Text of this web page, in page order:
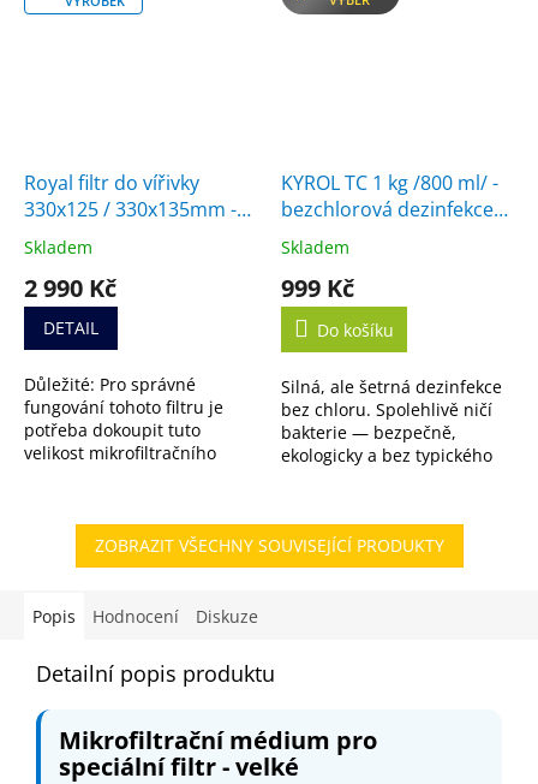
Royal filtr do vířivky
330x125 / 330x135mm -
průběžná díra 50 / 55mm
- náhrada za filtr SC704,
SC706
Průměrné
produktu
4,2
5
hvězdiček.
Skladem
2 990 Kč
DETAIL
Důležité: Pro správné
fungování tohoto filtru je
potřeba dokoupit tuto
velikost mikrofiltračního
Nevadí....
KYROL TC 1 kg /800 ml/ -
bezchlorová dezinfekce
vody
Průměrné
produktu
5,0
5
hvězdiček.
Skladem
999 Kč
Do košíku
Silná, ale šetrná dezinfekce
bez chloru. Spolehlivě ničí
bakterie — bezpečně,
ekologicky a bez typického
ZOBRAZIT VŠECHNY SOUVISEJÍCÍ PRODUKTY
Popis Hodnocení Diskuze
Detailní popis produktu
Mikrofiltrační médium pro
speciální filtr - velké